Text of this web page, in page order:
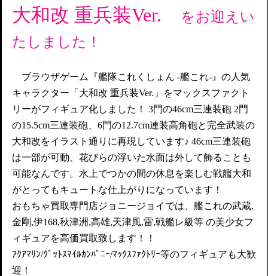
大和改 重兵装Ver.
をお迎えい
たしました！
ブラウザゲーム『艦隊これくしょん -艦これ-』の人気
キャラクター「大和改 重兵装Ver.」をマックスファクト
リーがフィギュア化しました！ 3門の46cm三連装砲 2門
の15.5cm三連装砲、6門の12.7cm連装高角砲と完全武装の
大和改をイラスト通りに再現しています♪ 46cm三連装砲
は一部が可動、花びらの浮いた水面は外して飾ることも
可能なんです。水上でつかの間の休息を楽しむ戦艦大和
がとってもキュートな仕上がりになっています！
おもちゃ買取専門店ジョニージョイでは、艦これの武蔵,
金剛,伊168,秋津洲,高雄,天津風,雷,戦艦レ級等 の美少女フ
ィギュアを高価買取致します！！
ｱｸｱﾏﾘﾝ/ｸﾞｯﾄｽﾏｲﾙｶﾝﾊﾟﾆｰ/ﾏｯｸｽﾌｧｸﾄﾘｰ等のフィギュアも大歓
迎！